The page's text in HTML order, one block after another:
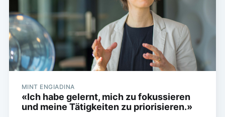
MINT ENGIADINA
«Ich habe gelernt, mich zu fokussieren
und meine Tätigkeiten zu priorisieren.»